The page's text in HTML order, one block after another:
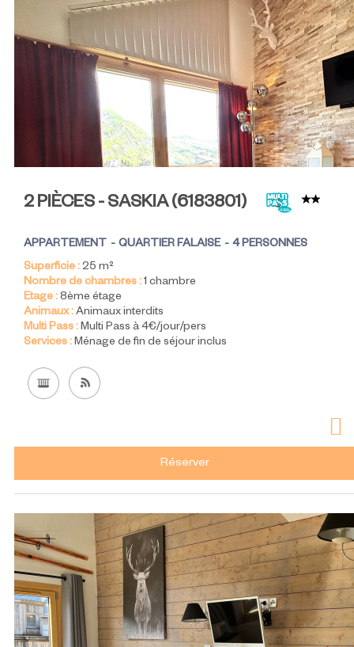
2 PIÈCES - SASKIA(6183801)
APPARTEMENT QUARTIER FALAISE
4 PERSONNES
Superficie :25 m²
Nombre de chambres :1 chambre
Etage :8ème étage
Animaux :Animaux interdits
Multi Pass :Multi Pass à 4€/jour/pers
Services :Ménage de fin de séjour inclus
Réserver